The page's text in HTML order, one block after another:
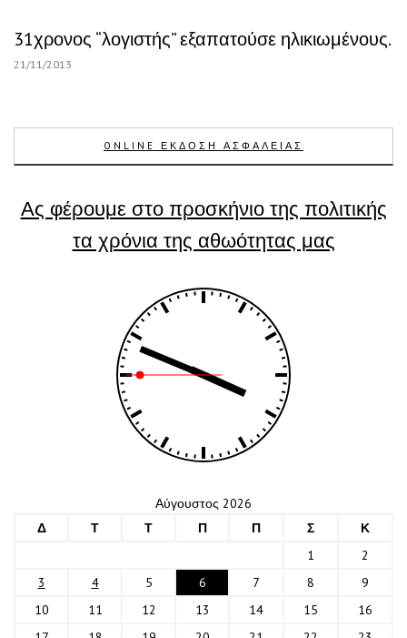
31χρονος “λογιστής” εξαπατούσε ηλικιωμένους.
21/11/2013
ONLINE ΕΚΔΟΣΗ ΑΣΦΑΛΕΙΑΣ
Ας φέρουμε στο προσκήνιο της πολιτικής
τα χρόνια της αθωότητας μας
Αύγουστος 2026
Δ
Τ Τ Π Π Σ
Κ
1
2
3
4 5 6 7 8
9
10
11 12 13 14 15
16